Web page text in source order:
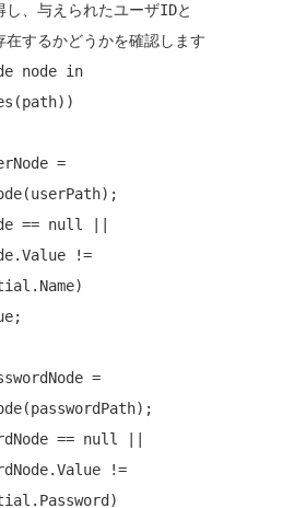
、与えられたユーザIDと
するかどうかを確認します
node in
== null
;
== null